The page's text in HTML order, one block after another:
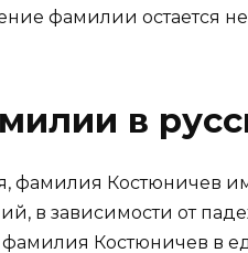
фамилии остается
в
фамилия Костюничев
в зависимости от
фамилия Костюничев в